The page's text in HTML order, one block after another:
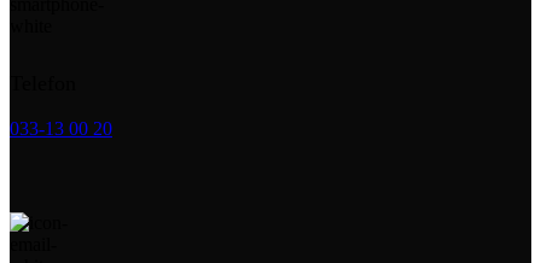
033-13 00 20